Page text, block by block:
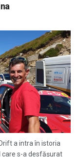
a intra în istoria
s-a desfășurat